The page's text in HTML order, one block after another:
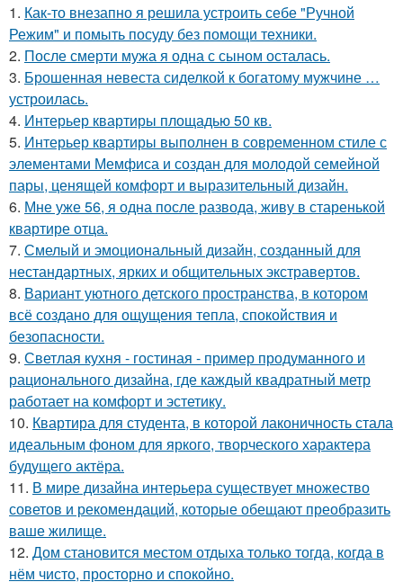
1. Как-то внезапно я решила устроить себе "Ручной
Режим" и помыть посуду без помощи техники.
2. После смерти мужа я одна с сыном осталась.
3. Брошенная невеста сиделкой к богатому мужчине …
устроилась.
4. Интерьер квартиры площадью 50 кв.
5. Интерьер квартиры выполнен в современном стиле с
элементами Мемфиса и создан для молодой семейной
пары, ценящей комфорт и выразительный дизайн.
6. Мне уже 56, я одна после развода, живу в старенькой
квартире отца.
7. Смелый и эмоциональный дизайн, созданный для
нестандартных, ярких и общительных экстравертов.
8. Вариант уютного детского пространства, в котором
всё создано для ощущения тепла, спокойствия и
безопасности.
9. Светлая кухня - гостиная - пример продуманного и
рационального дизайна, где каждый квадратный метр
работает на комфорт и эстетику.
10. Квартира для студента, в которой лаконичность стала
идеальным фоном для яркого, творческого характера
будущего актёра.
11. В мире дизайна интерьера существует множество
советов и рекомендаций, которые обещают преобразить
ваше жилище.
12. Дом становится местом отдыха только тогда, когда в
нём чисто, просторно и спокойно.